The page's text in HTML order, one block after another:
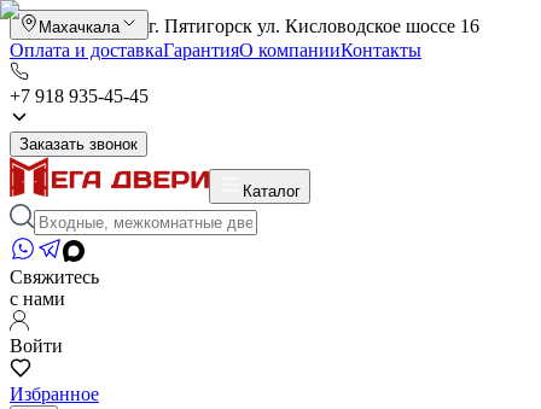
Махачкала
г. Пятигорск ул. Кисловодское шоссе 16
Оплата и доставкаГарантияО компанииКонтакты
+7 918 935-45-45
Заказать звонок
Каталог
Свяжитесь
с нами
Войти
Избранное